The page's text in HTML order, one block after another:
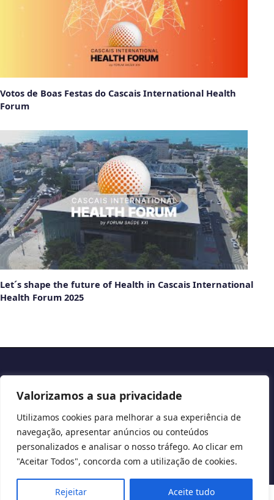
Valorizamos a sua privacidade
Utilizamos cookies para melhorar a sua experiência de
navegação, apresentar anúncios ou conteúdos
personalizados e analisar o nosso tráfego. Ao clicar em
"Aceitar Todos", concorda com a utilização de cookies.
Rejeitar Aceite tudo
Votos de Boas Festas do Cascais International Health
Forum
Let´s shape the future of Health in Cascais International
Health Forum 2025
Powered bymarketividade.com
Privacy Policy